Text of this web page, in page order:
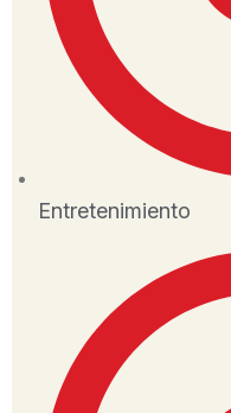
Entretenimiento